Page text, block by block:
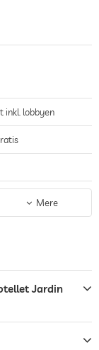
inkl. lobbyen
Mere
Jardin